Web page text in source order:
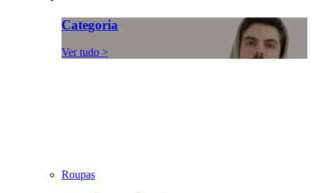
Categoria
Ver tudo >
Roupas